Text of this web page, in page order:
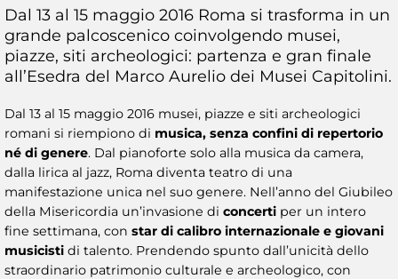
Dal 13 al 15 maggio 2016 Roma si trasforma in un
grande palcoscenico coinvolgendo musei,
piazze, siti archeologici: partenza e gran finale
all’Esedra del Marco Aurelio dei Musei Capitolini.
Dal 13 al 15 maggio 2016 musei, piazze e siti archeologici
romani si riempiono di musica, senza confini di repertorio
né di genere. Dal pianoforte solo alla musica da camera,
dalla lirica al jazz, Roma diventa teatro di una
manifestazione unica nel suo genere. Nell’anno del Giubileo
della Misericordia un’invasione di concerti per un intero
fine settimana, con star di calibro internazionale e giovani
musicisti di talento. Prendendo spunto dall’unicità dello
straordinario patrimonio culturale e archeologico, con